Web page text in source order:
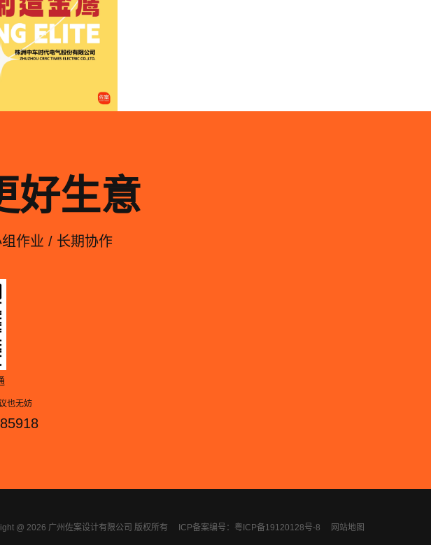
好生意
作业 / 长期协作
也无妨
@ 2026 广州佐案设计有限公司 版权所有 ICP备案编号：粤ICP备19120128号-8 网站地图